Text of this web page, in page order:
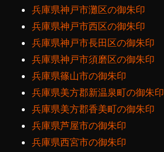
兵庫県神戸市灘区の御朱印
兵庫県神戸市西区の御朱印
兵庫県神戸市長田区の御朱印
兵庫県神戸市須磨区の御朱印
兵庫県篠山市の御朱印
兵庫県美方郡新温泉町の御朱印
兵庫県美方郡香美町の御朱印
兵庫県芦屋市の御朱印
兵庫県西宮市の御朱印